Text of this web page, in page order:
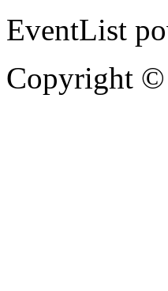
EventList
Copyright ©